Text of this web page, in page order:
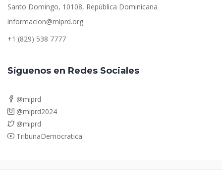
Santo Domingo, 10108, República Dominicana
informacion@miprd.org
+1 (829) 538 7777
Síguenos en Redes Sociales
@miprd
@miprd2024
@miprd
TribunaDemocratica